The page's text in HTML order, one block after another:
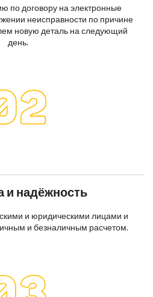
по договору на электронные
неисправности по причине
новую деталь на следующий
день.
и надёжность
и юридическими лицами и
и безналичным расчетом.